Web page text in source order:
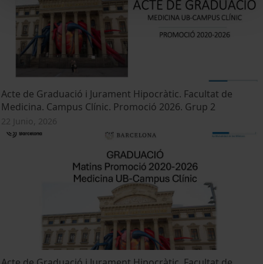
Acte de Graduació i Jurament Hipocràtic. Facultat de
Medicina. Campus Clínic. Promoció 2026. Grup 2
22 Junio, 2026